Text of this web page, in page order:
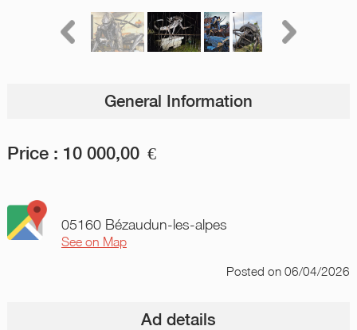
General Information
Price : 10 000,00 €
05160 Bézaudun-les-alpes
See on Map
Postedon 06/04/2026
Ad details